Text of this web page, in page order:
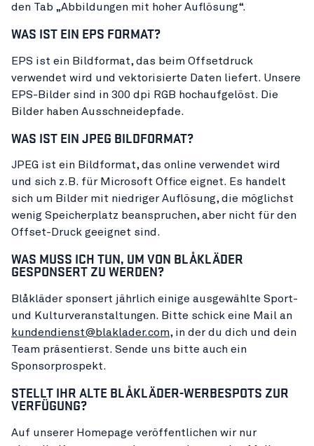
den Tab „Abbildungen mit hoher Auflösung“.
WAS IST EIN EPS FORMAT?
EPS ist ein Bildformat, das beim Offsetdruck
verwendet wird und vektorisierte Daten liefert. Unsere
EPS-Bilder sind in 300 dpi RGB hochaufgelöst. Die
Bilder haben Ausschneidepfade.
WAS IST EIN JPEG BILDFORMAT?
JPEG ist ein Bildformat, das online verwendet wird
und sich z.B. für Microsoft Office eignet. Es handelt
sich um Bilder mit niedriger Auflösung, die möglichst
wenig Speicherplatz beanspruchen, aber nicht für den
Offset-Druck geeignet sind.
WAS MUSS ICH TUN, UM VON BLÅKLÄDER
GESPONSERT ZU WERDEN?
Blåkläder sponsert jährlich einige ausgewählte Sport-
und Kulturveranstaltungen. Bitte schick eine Mail an
kundendienst@blaklader.com, in der du dich und dein
Team präsentierst. Sende uns bitte auch ein
Sponsorprospekt.
STELLT IHR ALTE BLÅKLÄDER-WERBESPOTS ZUR
VERFÜGUNG?
Auf unserer Homepage veröffentlichen wir nur